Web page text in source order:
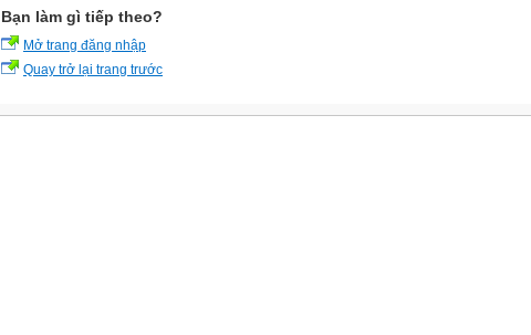
Bạn làm gì tiếp theo?
Mở trang đăng nhập
Quay trở lại trang trước